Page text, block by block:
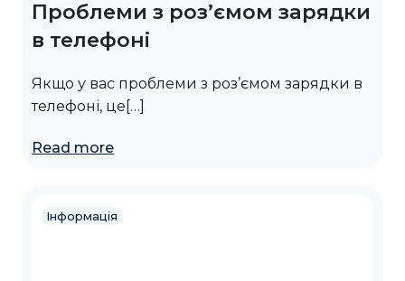
Проблеми з роз’ємом зарядки
в телефоні
Якщо у вас проблеми з роз’ємом зарядки в
телефоні, це[…]
Read more
Інформація